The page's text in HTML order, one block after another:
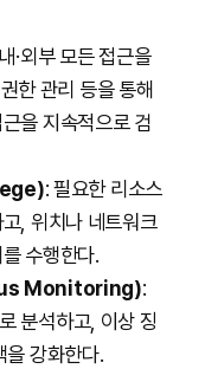
·외부 모든 접근을
한 관리 등을 통해
을 지속적으로 검
: 필요한 리소스
, 위치나 네트워크
수행한다.
Monitoring):
분석하고, 이상 징
을 강화한다.